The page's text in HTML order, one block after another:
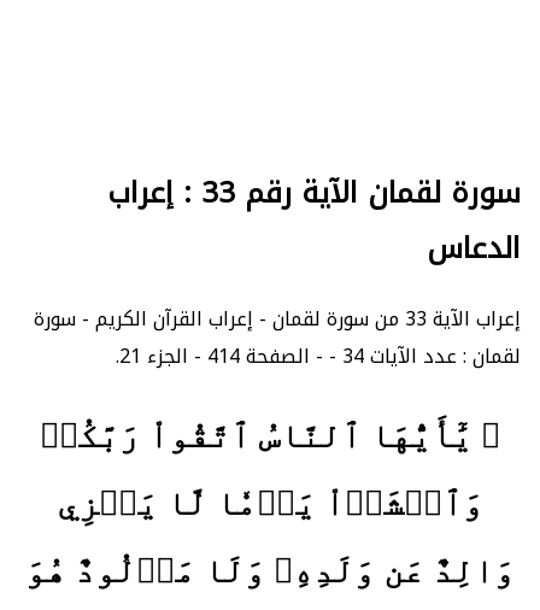
سورة لقمان الآية رقم 33 : إعراب
الدعاس
إعراب الآية 33 من سورة لقمان - إعراب القرآن الكريم - سورة
لقمان : عدد الآيات 34 - - الصفحة 414 - الجزء 21.
﴿ يَٰٓأَيُّهَا ٱلنَّاسُ ٱتَّقُواْ رَبَّكُمۡ
وَٱخۡشَوۡاْ يَوۡمٗا لَّا يَجۡزِي
وَالِدٌ عَن وَلَدِهِۦ وَلَا مَوۡلُودٌ هُوَ